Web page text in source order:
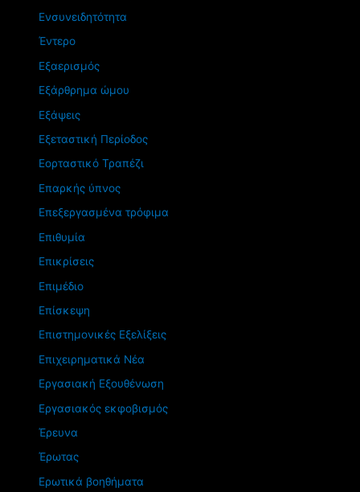
Ενσυνειδητότητα
Έντερο
Εξαερισμός
Εξάρθρημα ώμου
Εξάψεις
Εξεταστική Περίοδος
Εορταστικό Τραπέζι
Επαρκής ύπνος
Επεξεργασμένα τρόφιμα
Επιθυμία
Επικρίσεις
Επιμέδιο
Επίσκεψη
Επιστημονικές Εξελίξεις
Επιχειρηματικά Νέα
Εργασιακή Εξουθένωση
Εργασιακός εκφοβισμός
Έρευνα
Έρωτας
Ερωτικά βοηθήματα